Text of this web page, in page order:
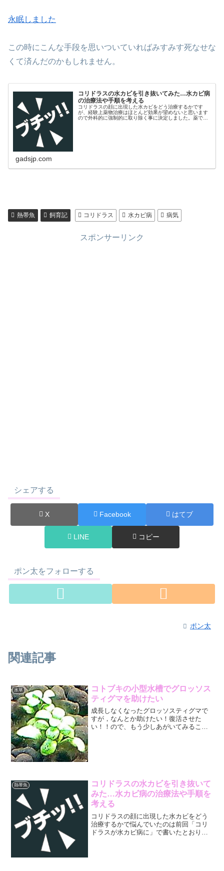
永眠しました
この時にこんな手段を思いついていればみすみす死なせな
くて済んだのかもしれません。
コリドラスの水カビを引き抜いてみた…水カビ病
の治療法や手順を考える
コリドラスの顔に出現した水カビをどう治療するかです
が、経験上薬物治療はほとんど効果が望めないと思います
ので外科的に強制的に取り除く事に決定しました。薬でじ
gadsjp.com
熱帯魚 飼育記 コリドラス 水カビ病 病気
スポンサーリンク
シェアする
X Facebook はてブ
LINE コピー
ポン太をフォローする
ポン太
関連記事
水草
コトブキの小型水槽でグロッソス
ティグマを助けたい
成長しなくなったグロッソスティグマで
すが，なんとか助けたい！復活させた
い！！ので、もう少しあがいてみること
熱帯魚
コリドラスの水カビを引き抜いて
みた…水カビ病の治療法や手順を
考える
コリドラスの顔に出現した水カビをどう
治療するかで悩んでいたのは前回「コリ
ドラスが水カビ病に」で書いたとおりで